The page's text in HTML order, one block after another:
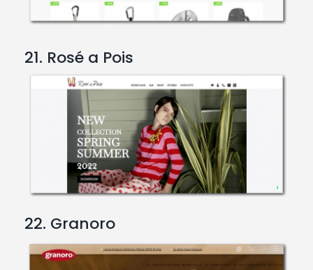
21. Rosé a Pois
22. Granoro